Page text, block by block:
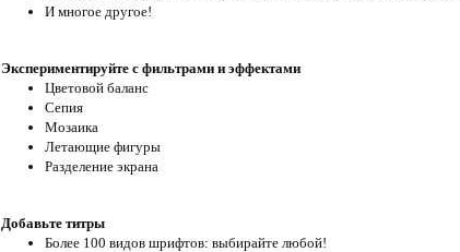
И многое другое!
Экспериментируйте с фильтрами и эффектами
Цветовой баланс
Сепия
Мозаика
Летающие фигуры
Разделение экрана
Добавьте титры
Более 100 видов шрифтов: выбирайте любой!